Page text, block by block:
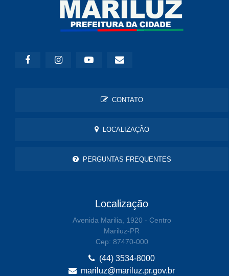
CONTATO
LOCALIZAÇÃO
PERGUNTAS FREQUENTES
Localização
Avenida Marilia, 1920 - Centro
Mariluz-PR
Cep: 87470-000
(44) 3534-8000
mariluz@mariluz.pr.gov.br